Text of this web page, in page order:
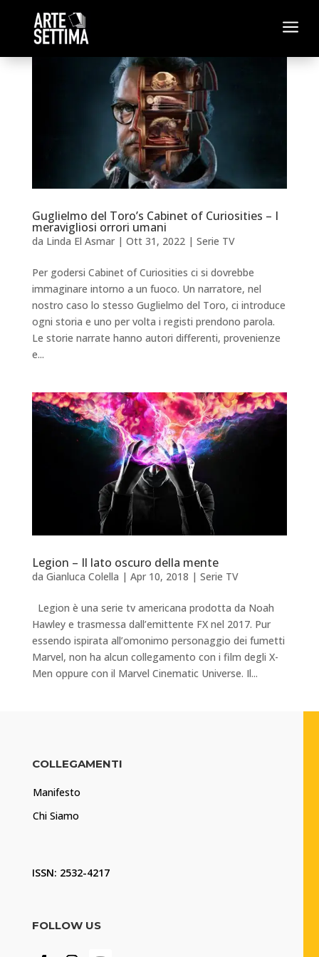
a
Guglielmo del Toro’s Cabinet of Curiosities – I
meravigliosi orrori umani
da Linda El Asmar| Ott 31, 2022| Serie TV
Per godersi Cabinet of Curiosities ci si dovrebbe
immaginare intorno a un fuoco. Un narratore, nel
nostro caso lo stesso Guglielmo del Toro, ci introduce
ogni storia e uno per volta i registi prendono parola.
Le storie narrate hanno autori differenti, provenienze
e...
Legion – Il lato oscuro della mente
da Gianluca Colella | Apr 10, 2018 | Serie TV
Legion è una serie tv americana prodotta da Noah
Hawley e trasmessa dall’emittente FX nel 2017. Pur
essendo ispirata all’omonimo personaggio dei fumetti
Marvel, non ha alcun collegamento con i film degli X-
Men oppure con il Marvel Cinematic Universe. Il...
COLLEGAMENTI
Manifesto
Chi Siamo
ISSN: 2532-4217
FOLLOW US